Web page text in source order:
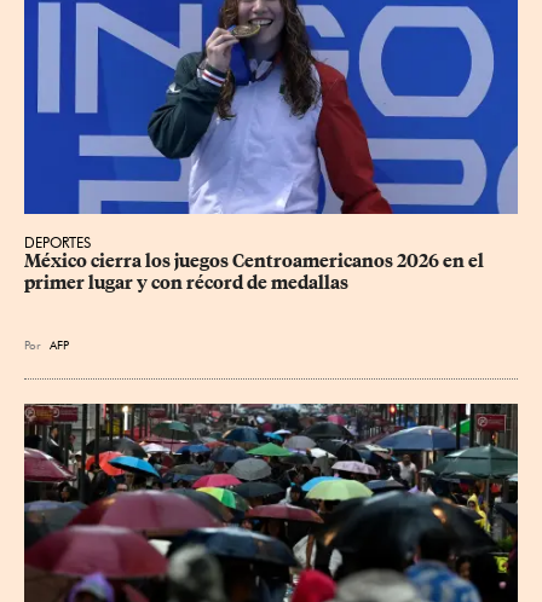
DEPORTES
México cierra los juegos Centroamericanos 2026 en el
primer lugar y con récord de medallas
Por AFP